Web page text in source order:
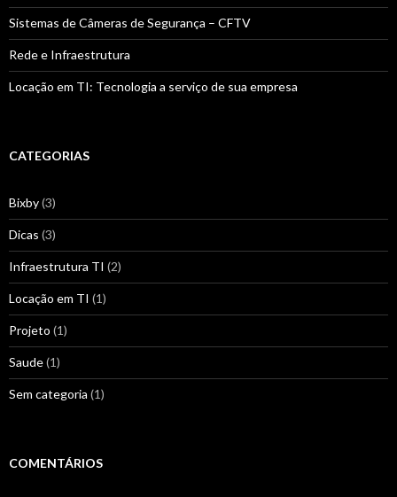
Sistemas de Câmeras de Segurança – CFTV
Rede e Infraestrutura
Locação em TI: Tecnologia a serviço de sua empresa
CATEGORIAS
Bixby(3)
Dicas (3)
Infraestrutura TI (2)
Locação em TI (1)
Projeto (1)
Saude(1)
Sem categoria (1)
COMENTÁRIOS